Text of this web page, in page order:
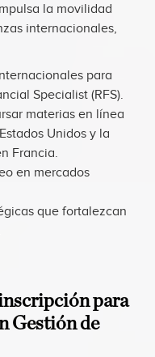
la movilidad
internacionales,
para
Specialist (RFS).
materias en línea
Unidos y la
Francia.
en mercados
que fortalezcan
para
Gestión de